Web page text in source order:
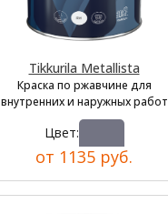
Tikkurila Metallista
Краска по ржавчине для
внутренних и наружных работ
Цвет:
от 1135 руб.